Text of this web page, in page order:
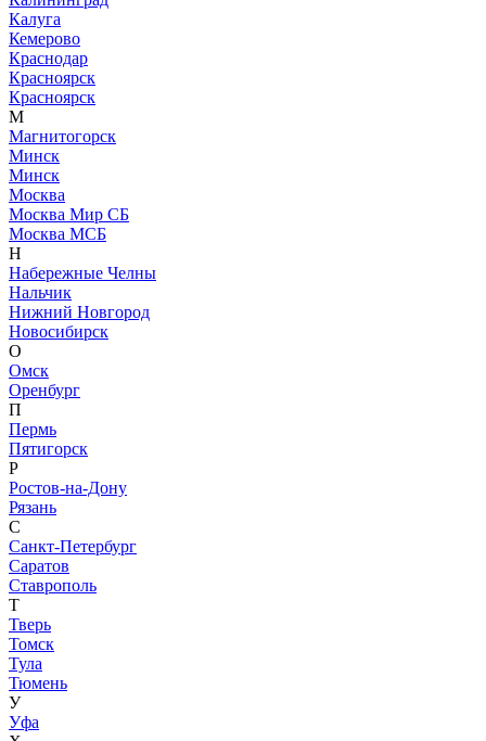
Калуга
Кемерово
Краснодар
Красноярск
Красноярск
М
Магнитогорск
Минск
Минск
Москва
Москва Мир СБ
Москва МСБ
Н
Набережные Челны
Нальчик
Нижний Новгород
Новосибирск
О
Омск
Оренбург
П
Пермь
Пятигорск
Р
Ростов-на-Дону
Рязань
С
Санкт-Петербург
Саратов
Ставрополь
Т
Тверь
Томск
Тула
Тюмень
У
Уфа